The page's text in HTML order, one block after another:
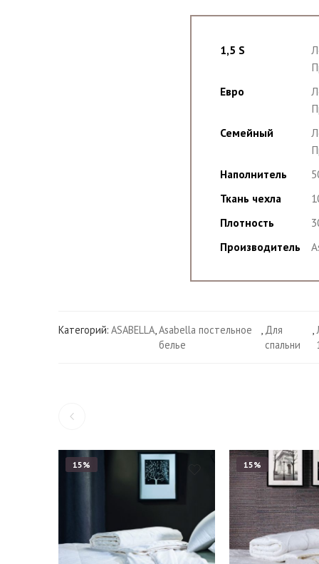
1,5 S
Евро
Семейный
Наполнитель
Ткань чехла
Плотность
Производитель
Категорий: ASABELLA,Asabella постельное
белье
, Для
спальни
,
15% 15%